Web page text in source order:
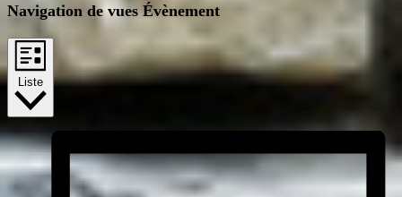
Navigation de vues Évènement
Liste